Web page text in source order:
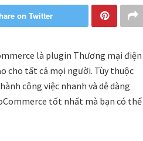
on Twitter
là plugin Thương mại điện
cho tất cả mọi người. Tùy thuộc
công việc nhanh và dễ dàng
tốt nhất mà bạn có thể